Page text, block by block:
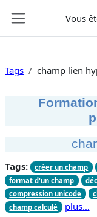
Vous
Tags champ lien
Tags: créer un champ
format d'un champ
compression unicode
champ calculé
plus…